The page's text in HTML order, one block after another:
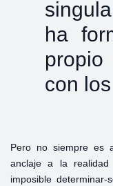
ha
propio
con
Pero no siempre es
anclaje a la
imposible determinar-